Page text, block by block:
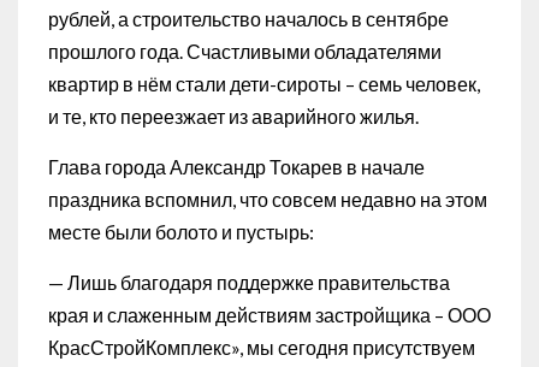
рублей, а строительство началось в сентябре
прошлого года. Счастливыми обладателями
квартир в нём стали дети-сироты – семь человек,
и те, кто переезжает из аварийного жилья.
Глава города Александр Токарев в начале
праздника вспомнил, что совсем недавно на этом
месте были болото и пустырь:
— Лишь благодаря поддержке правительства
края и слаженным действиям застройщика – ООО
КрасСтройКомплекс», мы сегодня присутствуем